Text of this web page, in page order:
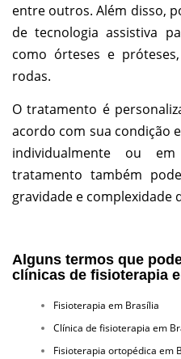
entre outros. Além disso,
de tecnologia assistiva
como órteses e
rodas.
O tratamento é
acordo com sua condição
individualmente ou
tratamento também
gravidade e complexidade
Alguns termos que
clínicas de fisioterapia
Fisioterapia em Brasília
Clínica de fisioterapia em
Fisioterapia ortopédica em